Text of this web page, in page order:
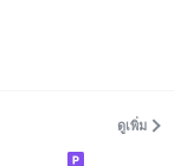
ดูเพิ่ม